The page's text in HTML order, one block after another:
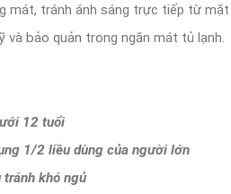
mát, tránh ánh sáng trực tiếp từ
và bảo quản trong ngăn mát tủ lạnh.
12 tuổi
1/2 liều dùng của người lớn
tránh khó ngủ